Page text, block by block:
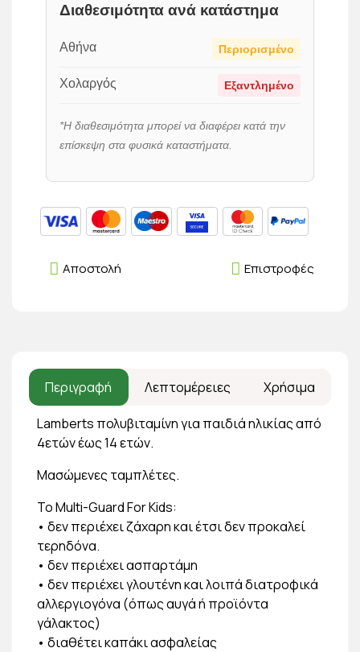
Διαθεσιμότητα ανά κατάστημα
Αθήνα Περιορισμένο
Χολαργός Εξαντλημένο
*Η διαθεσιμότητα μπορεί να διαφέρει κατά την
επίσκεψη στα φυσικά καταστήματα.
Επιστροφές
Αποστολή
Περιγραφή Λεπτομέρειες Χρήσιμα
Lamberts πολυβιταμίνη για παιδιά ηλικίας από
4ετών έως 14 ετών.
Μασώμενες ταμπλέτες.
Το Multi-Guard For Kids:
• δεν περιέχει ζάχαρη και έτσι δεν προκαλεί
τερηδόνα.
• δεν περιέχει ασπαρτάμη
• δεν περιέχει γλουτένη και λοιπά διατροφικά
αλλεργιογόνα (όπως αυγά ή προϊόντα
γάλακτος)
• διαθέτει καπάκι ασφαλείας